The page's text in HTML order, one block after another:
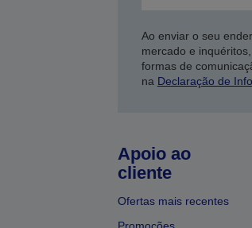
Ao enviar o seu
mercado e
formas de
na Declaração de
Apoio ao
cliente
Ofertas mais recentes